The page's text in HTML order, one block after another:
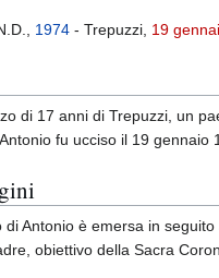
1974 - Trepuzzi, 19
di 17 anni di Trepuzzi, un
fu ucciso il 19
di Antonio è emersa in
obiettivo della Sacra